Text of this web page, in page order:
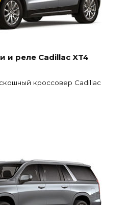
и реле Cadillac XT4
кроссовер Cadillac